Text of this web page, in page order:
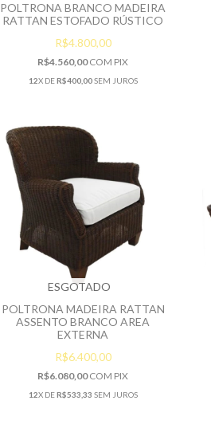
POLTRONA BRANCO MADEIRA
RATTAN ESTOFADO RÚSTICO
R$4.800,00
R$4.560,00COM PIX
12X DER$400,00SEM JUROS
ESGOTADO
POLTRONA MADEIRA RATTAN
ASSENTO BRANCO AREA
EXTERNA
R$6.400,00
R$6.080,00COM PIX
12X DER$533,33 SEM JUROS